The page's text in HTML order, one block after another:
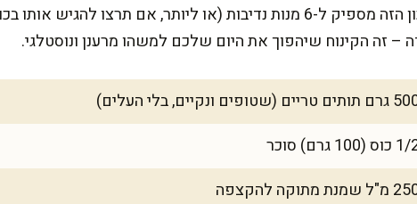
המתכון הזה מספיק ל-6 מנות נדיבות (או ליותר, אם תרצו
– זה הקינוח שיהפוך את היום שלכם למשהו מרענן ונוסטלגי.
טריים (שטופים ונקיים, בלי העלים)
(100 גרם) סוכר
שמנת מתוקה להקצפה